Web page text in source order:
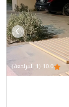
10.0 (1 المراجعة)